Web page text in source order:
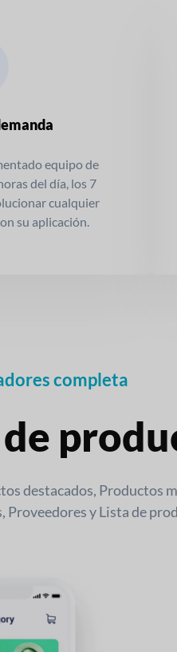
equipo de
del día, los 7
cualquier
su aplicación.
completa
destacados, Productos
Proveedores y Lista de